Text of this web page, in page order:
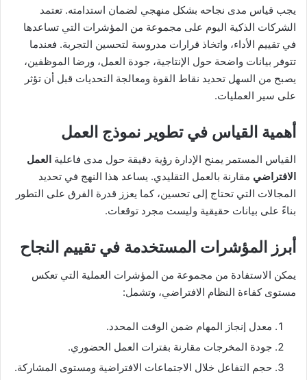
يجب قياس مدى نجاحه بشكل منهجي لضمان استدامته. تعتمد
الشركات الذكية اليوم على مجموعة من المؤشرات التي تساعدها
في تقييم الأداء، واتخاذ قرارات مدروسة لتحسين التجربة. فعندما
تتوفر بيانات واضحة حول الإنتاجية، جودة العمل، ورضا الموظفين،
يصبح من السهل تحديد نقاط القوة ومعالجة التحديات قبل أن تؤثر
على سير العمليات.
أهمية القياس في تطوير نموذج العمل
القياس المستمر يمنح الإدارة رؤية دقيقة حول مدى فاعلية العمل
الافتراضي مقارنة بالعمل التقليدي. يساعد هذا النهج في تحديد
المجالات التي تحتاج إلى تحسين، كما يعزز قدرة الفرق على التطور
بناءً على بيانات حقيقية وليست مجرد توقعات.
أبرز المؤشرات المستخدمة في تقييم النجاح
يمكن الاستفادة من مجموعة من المؤشرات العملية التي تعكس
مستوى كفاءة النظام الافتراضي، وتشمل:
معدل إنجاز المهام ضمن الوقت المحدد.
جودة المخرجات مقارنة بفترات العمل الحضوري.
حجم التفاعل خلال الاجتماعات الافتراضية ومستوى المشاركة.